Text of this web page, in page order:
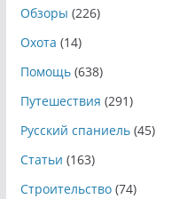
Обзоры (226)
Охота (14)
Помощь(638)
Путешествия (291)
Русский спаниель(45)
Статьи (163)
Строительство(74)